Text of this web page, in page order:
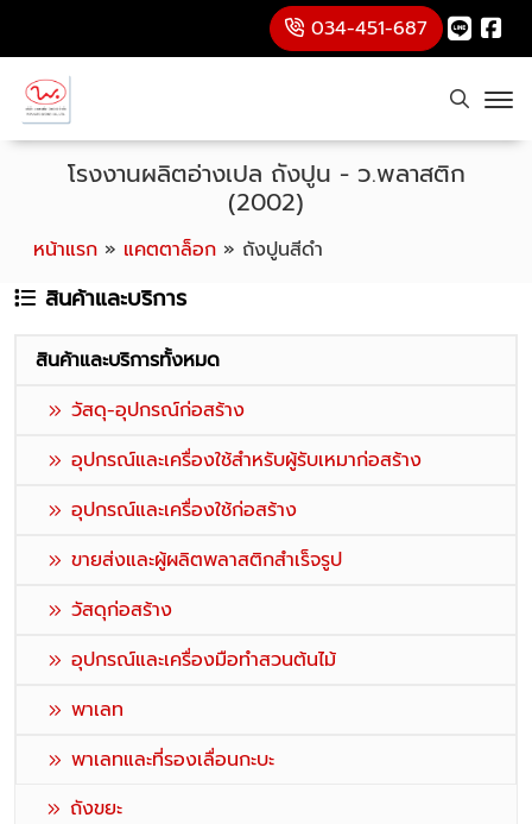
034-451-687
หน้าแรก » แคตตาล็อก » ถังปูนสีดำ
โรงงานผลิตอ่างเปล ถังปูน - ว.พลาสติก
(2002)
สินค้าและบริการ
สินค้าและบริการทั้งหมด
วัสดุ-อุปกรณ์ก่อสร้าง
อุปกรณ์และเครื่องใช้สำหรับผู้รับเหมาก่อสร้าง
อุปกรณ์และเครื่องใช้ก่อสร้าง
ขายส่งและผู้ผลิตพลาสติกสำเร็จรูป
วัสดุก่อสร้าง
อุปกรณ์และเครื่องมือทำสวนต้นไม้
พาเลท
พาเลทและที่รองเลื่อนกะบะ
ถังขยะ